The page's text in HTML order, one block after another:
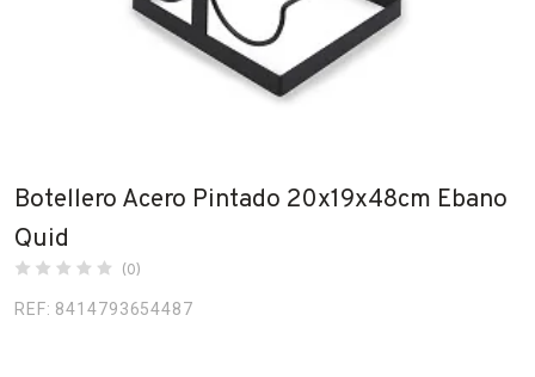
Fabricantes
FAQ’s
Contacto
Botellero Acero Pintado 20x19x48cm Ebano
Quid
(0)
REF: 8414793654487